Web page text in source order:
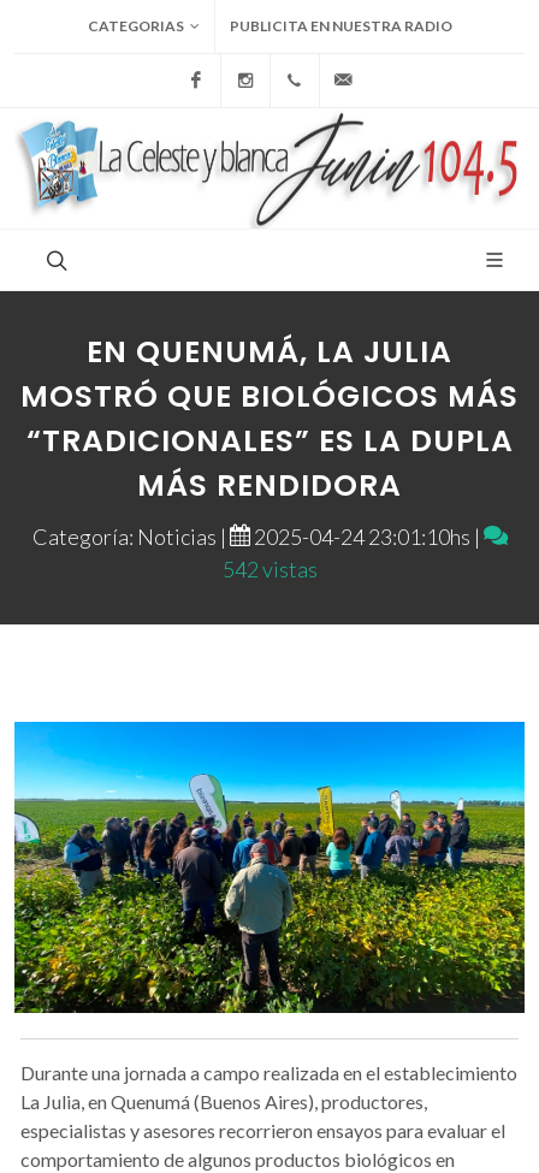
CATEGORIAS PUBLICITA EN NUESTRA RADIO
FacebookInstagram+54 9 236 465-4833
EN QUENUMÁ, LA JULIA
MOSTRÓ QUE BIOLÓGICOS MÁS
“TRADICIONALES” ES LA DUPLA
MÁS RENDIDORA
Categoría: Noticias |
2025-04-24 23:01:10hs |
542 vistas
Durante una jornada a campo realizada en el establecimiento
La Julia, en Quenumá (Buenos Aires), productores,
especialistas y asesores recorrieron ensayos para evaluar el
comportamiento de algunos productos biológicos en